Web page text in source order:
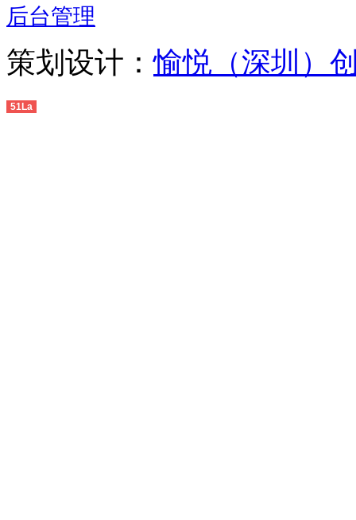
后台管理
策划设计：愉悦（深圳）
51La